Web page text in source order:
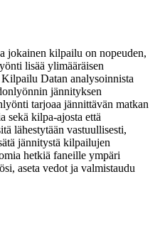
jokainen kilpailu on nopeuden,
lisää ylimääräisen
Datan analysoinnista
jännityksen
tarjoaa jännittävän matkan
sekä kilpa-ajosta että
lähestytään vastuullisesti,
jännitystä kilpailujen
hetkiä faneille ympäri
aseta vedot ja valmistaudu